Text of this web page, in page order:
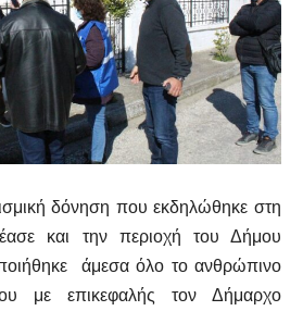
δόνηση που εκδηλώθηκε στη
και την περιοχή του Δήμου
άμεσα όλο το ανθρώπινο
με επικεφαλής τον Δήμαρχο